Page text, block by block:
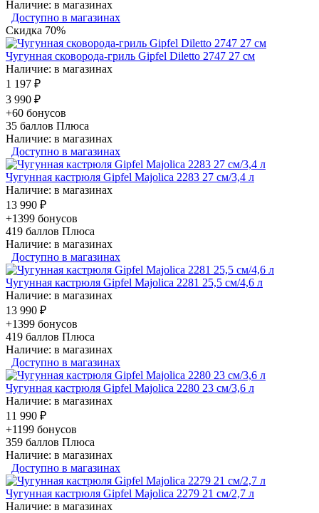
Наличие: в магазинах
Доступно в магазинах
Скидка 70%
Чугунная сковорода-гриль Gipfel Diletto 2747 27 см
Наличие: в магазинах
1 197 ₽
3 990 ₽
+60 бонусов
35 баллов Плюса
Наличие: в магазинах
Доступно в магазинах
Чугунная кастрюля Gipfel Majolica 2283 27 см/3,4 л
Наличие: в магазинах
13 990 ₽
+1399 бонусов
419 баллов Плюса
Наличие: в магазинах
Доступно в магазинах
Чугунная кастрюля Gipfel Majolica 2281 25,5 см/4,6 л
Наличие: в магазинах
13 990 ₽
+1399 бонусов
419 баллов Плюса
Наличие: в магазинах
Доступно в магазинах
Чугунная кастрюля Gipfel Majolica 2280 23 см/3,6 л
Наличие: в магазинах
11 990 ₽
+1199 бонусов
359 баллов Плюса
Наличие: в магазинах
Доступно в магазинах
Чугунная кастрюля Gipfel Majolica 2279 21 см/2,7 л
Наличие: в магазинах